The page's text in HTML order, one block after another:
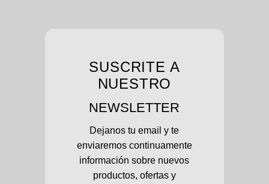
SUSCRITE A
NUESTRO
NEWSLETTER
Dejanos tu email y te
enviaremos continuamente
información sobre nuevos
productos, ofertas y